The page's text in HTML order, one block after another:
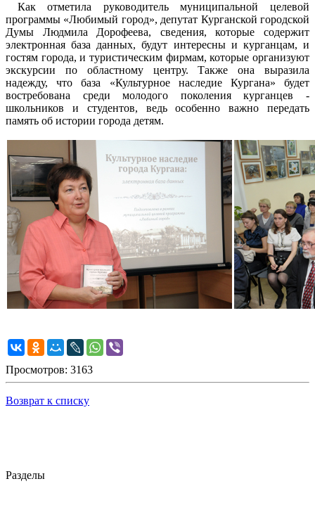
Как отметила руководитель муниципальной целевой
программы «Любимый город», депутат Курганской городской
Думы Людмила Дорофеева, сведения, которые содержит
электронная база данных, будут интересны и курганцам, и
гостям города, и туристическим фирмам, которые организуют
экскурсии по областному центру. Также она выразила
надежду, что база «Культурное наследие Кургана» будет
востребована среди молодого поколения курганцев -
школьников и студентов, ведь особенно важно передать
память об истории города детям.
Просмотров: 3163
Возврат к списку
Разделы